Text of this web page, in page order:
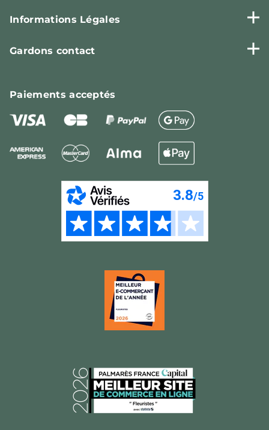
Informations Légales
Gardons contact
Paiementsacceptés